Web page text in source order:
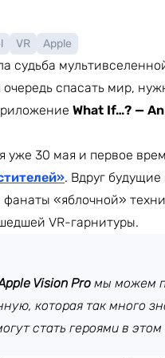
VR Apple
судьба
спасать мир,
What If…? —
уже 30 мая и первое
. Вдруг
«яблочной»
VR-гарнитуры.
Vision Pro мы можем
которая так много
стать героями в